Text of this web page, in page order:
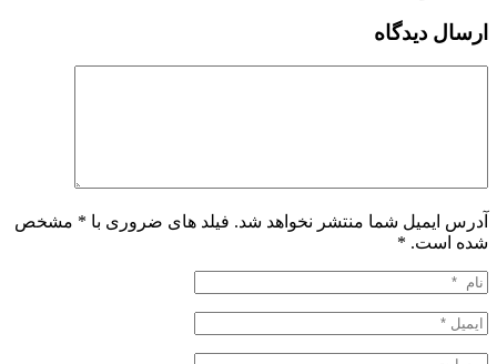
ارسال دیدگاه
آدرس ایمیل شما منتشر نخواهد شد. فیلد های ضروری با * مشخص
شده است. *